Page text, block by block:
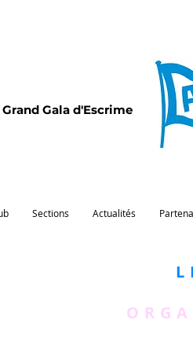
Grand Gala d'Escrime
Sections Actualités